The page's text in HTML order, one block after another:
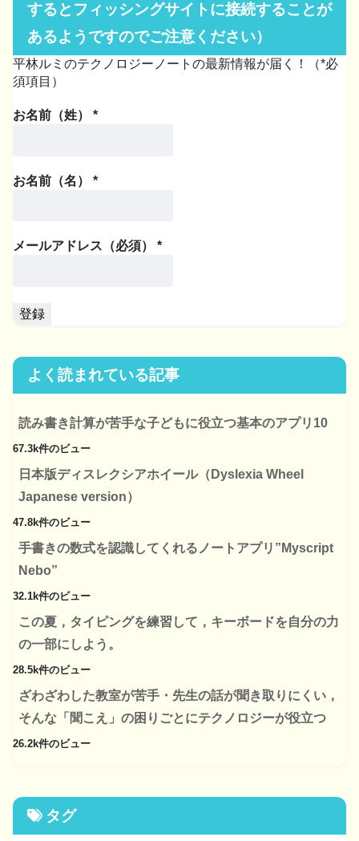
するとフィッシングサイトに接続することが
あるようですのでご注意ください）
平林ルミのテクノロジーノートの最新情報が届く！（*必
須項目）
お名前（姓） *
お名前（名） *
メールアドレス（必須） *
よく読まれている記事
読み書き計算が苦手な子どもに役立つ基本のアプリ10
67.3k件のビュー
日本版ディスレクシアホイール（Dyslexia Wheel
Japanese version）
47.8k件のビュー
手書きの数式を認識してくれるノートアプリ”Myscript
Nebo”
32.1k件のビュー
この夏，タイピングを練習して，キーボードを自分の力
の一部にしよう。
28.5k件のビュー
ざわざわした教室が苦手・先生の話が聞き取りにくい，
そんな「聞こえ」の困りごとにテクノロジーが役立つ
26.2k件のビュー
タグ